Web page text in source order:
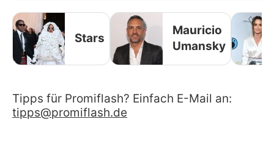
Stars
Mauricio
Umansky
Tipps für Promiflash? Einfach E-Mail an:
tipps@promiflash.de